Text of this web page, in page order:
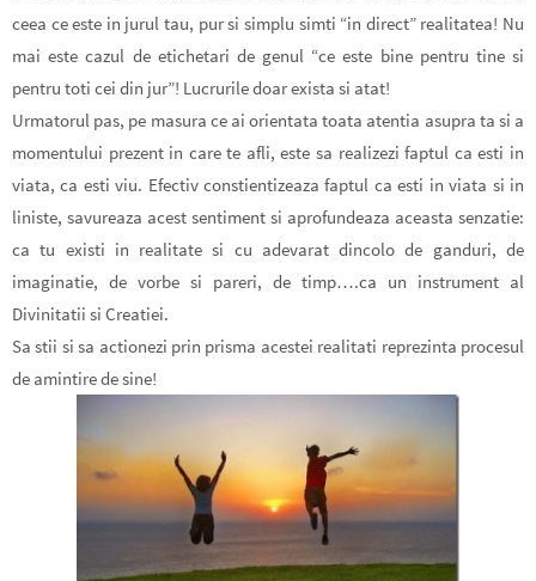
ceea ce este in jurul tau, pur si simplu simti “in direct” realitatea! Nu
mai este cazul de etichetari de genul “ce este bine pentru tine si
pentru toti cei din jur”! Lucrurile doar exista si atat!
Urmatorul pas, pe masura ce ai orientata toata atentia asupra ta si a
momentului prezent in care te afli, este sa realizezi faptul ca esti in
viata, ca esti viu. Efectiv constientizeaza faptul ca esti in viata si in
liniste, savureaza acest sentiment si aprofundeaza aceasta senzatie:
ca tu existi in realitate si cu adevarat dincolo de ganduri, de
imaginatie, de vorbe si pareri, de timp….ca un instrument al
Divinitatii si Creatiei.
Sa stii si sa actionezi prin prisma acestei realitati reprezinta procesul
de amintire de sine!